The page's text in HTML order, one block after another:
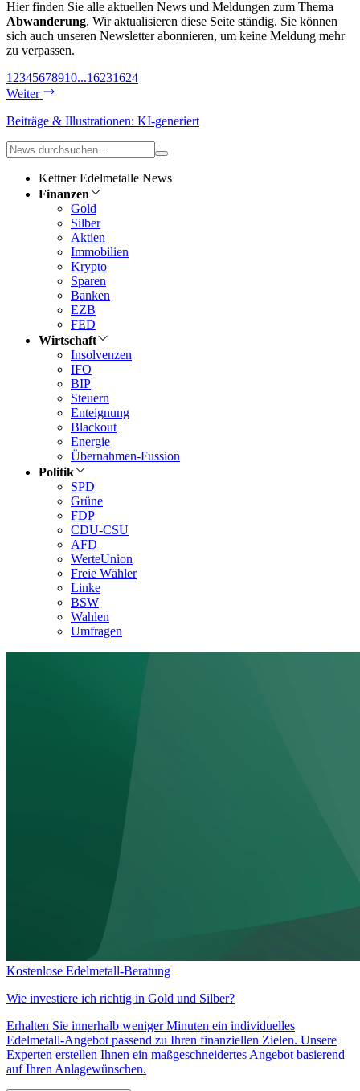
Hier finden Sie alle aktuellen News und Meldungen zum Thema
Abwanderung. Wir aktualisieren diese Seite ständig. Sie können
sich auch unseren Newsletter abonnieren, um keine Meldung mehr
zu verpassen.
1 2345678910...16231624
Weiter
Beiträge & Illustrationen: KI-generiert
Kettner Edelmetalle News
Finanzen
Gold
Silber
Aktien
Immobilien
Krypto
Sparen
Banken
EZB
FED
Wirtschaft
Insolvenzen
IFO
BIP
Steuern
Enteignung
Blackout
Energie
Übernahmen-Fussion
Politik
SPD
Grüne
FDP
CDU-CSU
AFD
WerteUnion
Freie Wähler
Linke
BSW
Wahlen
Umfragen
Kostenlose Edelmetall-Beratung
Wie investiere ich richtig in Gold und Silber?
Erhalten Sie innerhalb weniger Minuten ein individuelles
Edelmetall-Angebot passend zu Ihren finanziellen Zielen. Unsere
Experten erstellen Ihnen ein maßgeschneidertes Angebot basierend
auf Ihren Anlagewünschen.